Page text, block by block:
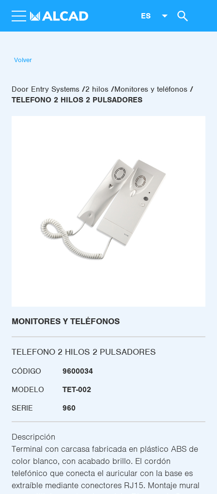
ES
Volver
Door Entry Systems 2 hilos
Monitores y teléfonos
TELEFONO 2 HILOS 2 PULSADORES
MONITORES Y TELÉFONOS
TELEFONO 2 HILOS 2 PULSADORES
CÓDIGO
9600034
MODELO
TET-002
SERIE
960
Descripción
Terminal con carcasa fabricada en plástico ABS de
color blanco, con acabado brillo. El cordón
telefónico que conecta el auricular con la base es
extraíble mediante conectores RJ15. Montaje mural